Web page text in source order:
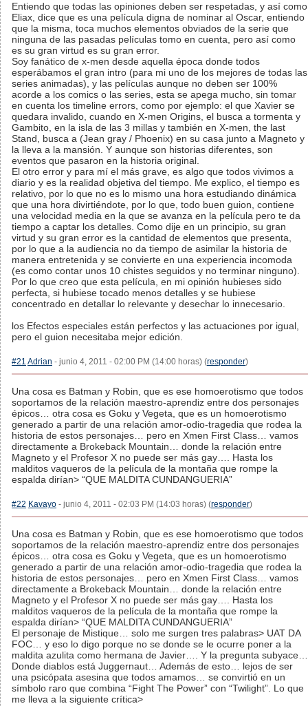
Entiendo que todas las opiniones deben ser respetadas, y así como
Eliax, dice que es una película digna de nominar al Oscar, entiendo
que la misma, toca muchos elementos obviados de la serie que
ninguna de las pasadas películas tomo en cuenta, pero así como
es su gran virtud es su gran error.
Soy fanático de x-men desde aquella época donde todos
esperábamos el gran intro (para mi uno de los mejores de todas las
series animadas), y las películas aunque no deben ser 100%
acorde a los comics o las series, esta se apega mucho, sin tomar
en cuenta los timeline errors, como por ejemplo: el que Xavier se
quedara invalido, cuando en X-men Origins, el busca a tormenta y
Gambito, en la isla de las 3 millas y también en X-men, the last
Stand, busca a (Jean gray / Phoenix) en su casa junto a Magneto y
la lleva a la mansión. Y aunque son historias diferentes, son
eventos que pasaron en la historia original.
El otro error y para mí el más grave, es algo que todos vivimos a
diario y es la realidad objetiva del tiempo. Me explico, el tiempo es
relativo, por lo que no es lo mismo una hora estudiando dinámica
que una hora divirtiéndote, por lo que, todo buen guion, contiene
una velocidad media en la que se avanza en la película pero te da
tiempo a captar los detalles. Como dije en un principio, su gran
virtud y su gran error es la cantidad de elementos que presenta,
por lo que a la audiencia no da tiempo de asimilar la historia de
manera entretenida y se convierte en una experiencia incomoda
(es como contar unos 10 chistes seguidos y no terminar ninguno).
Por lo que creo que esta película, en mi opinión hubieses sido
perfecta, si hubiese tocado menos detalles y se hubiese
concentrado en detallar lo relevante y desechar lo innecesario.
los Efectos especiales están perfectos y las actuaciones por igual,
pero el guion necesitaba mejor edición.
#21 Adrian - junio 4, 2011 - 02:00 PM (14:00 horas) (responder)
Una cosa es Batman y Robin, que es ese homoerotismo que todos
soportamos de la relación maestro-aprendiz entre dos personajes
épicos… otra cosa es Goku y Vegeta, que es un homoerotismo
generado a partir de una relación amor-odio-tragedia que rodea la
historia de estos personajes… pero en Xmen First Class… vamos
directamente a Brokeback Mountain… donde la relación entre
Magneto y el Profesor X no puede ser más gay…. Hasta los
malditos vaqueros de la película de la montaña que rompe la
espalda dirían> “QUE MALDITA CUNDANGUERIA”
#22 Kavayo - junio 4, 2011 - 02:03 PM (14:03 horas) (responder)
Una cosa es Batman y Robin, que es ese homoerotismo que todos
soportamos de la relación maestro-aprendiz entre dos personajes
épicos… otra cosa es Goku y Vegeta, que es un homoerotismo
generado a partir de una relación amor-odio-tragedia que rodea la
historia de estos personajes… pero en Xmen First Class… vamos
directamente a Brokeback Mountain… donde la relación entre
Magneto y el Profesor X no puede ser más gay…. Hasta los
malditos vaqueros de la película de la montaña que rompe la
espalda dirían> “QUE MALDITA CUNDANGUERIA”
El personaje de Mistique… solo me surgen tres palabras> UAT DA
FOC… y eso lo digo porque no se donde se le ocurre poner a la
maldita azulita como hermana de Javier…. Y la pregunta subyace…
Donde diablos está Juggernaut… Además de esto… lejos de ser
una psicópata asesina que todos amamos… se convirtió en un
símbolo raro que combina “Fight The Power” con “Twilight”. Lo que
me lleva a la siguiente crítica>